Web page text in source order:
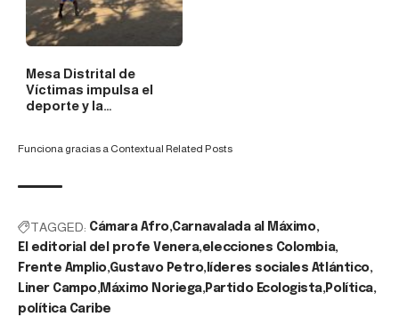
Mesa Distrital de
Víctimas impulsa el
deporte y la…
Funciona gracias a Contextual Related Posts
TAGGED: Cámara Afro Carnavalada al Máximo
El editorial del profe Venera elecciones Colombia
Frente Amplio Gustavo Petro líderes sociales Atlántico
Liner Campo Máximo Noriega Partido Ecologista Política
política Caribe